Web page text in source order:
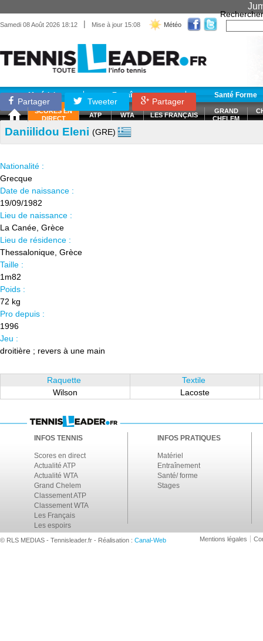
Samedi 08 Août 2026 18:12 | Mise à jour 15:08 Météo
Rechercher
Matériel Entraînement Santé Forme
SCORES EN
DIRECT
ATP WTA LES FRANÇAIS
GRAND
CHELEM
Partager Tweeter Partager
Daniilidou Eleni (GRE)
Nationalité :
Grecque
Date de naissance :
19/09/1982
Lieu de naissance :
La Canée, Grèce
Lieu de résidence :
Thessalonique, Grèce
Taille :
1m82
Poids :
72 kg
Pro depuis :
1996
Jeu :
droitière ; revers à une main
Raquette
Wilson
Textile
Lacoste
INFOS TENNIS
Scores en direct
Actualité ATP
Actualité WTA
Grand Chelem
Classement ATP
Classement WTA
Les Français
Les espoirs
INFOS PRATIQUES
Matériel
Entraînement
Santé/ forme
Stages
© RLS MEDIAS - Tennisleader.fr - Réalisation : Canal-Web Mentions légales